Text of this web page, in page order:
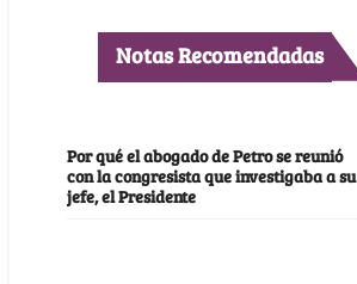
Notas Recomendadas
Por qué el abogado de Petro se reunió
con la congresista que investigaba a su
jefe, el Presidente